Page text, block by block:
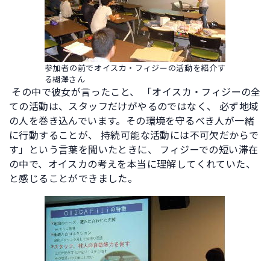
参加者の前でオイスカ・フィジーの活動を紹介す
る楜澤さん
その中で彼女が言ったこと、 「オイスカ・フィジーの全
ての活動は、スタッフだけがやるのではなく、 必ず地域
の人を巻き込んでいます。その環境を守るべき人が一緒
に行動することが、 持続可能な活動には不可欠だからで
す」という言葉を聞いたときに、 フィジーでの短い滞在
の中で、オイスカの考えを本当に理解してくれていた、
と感じることができました。